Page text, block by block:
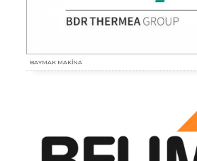
BAYMAK MAKİNA